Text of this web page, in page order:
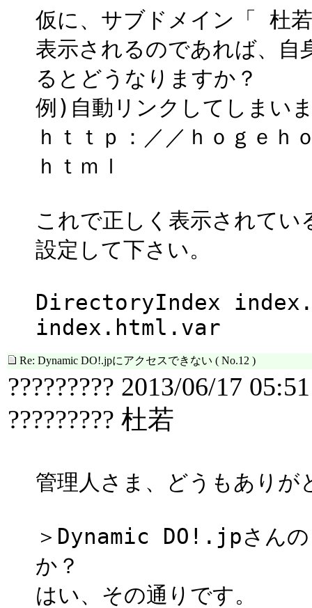
仮に、サブドメイン「 杜
表示されるのであれば、
るとどうなりますか？
例)自動リンクしてしまい
ｈｔｔｐ：／／ｈｏｇｅｈ
ｈｔｍｌ
これで正しく表示されて
設定して下さい。
DirectoryIndex
index.html.var
Re: Dynamic DO!.jpにアクセスできない ( No.12 )
????????? 2013/06/17 05:51
????????? 杜若
管理人さま、どうもありが
＞Dynamic DO!.jpさんの
か？
はい、その通りです。